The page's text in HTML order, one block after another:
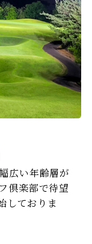
広い年齢層が
倶楽部で待望
しておりま